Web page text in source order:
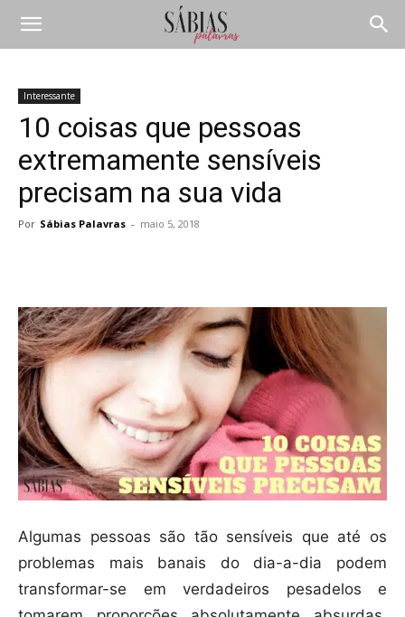
Interessante
10 coisas que pessoas
extremamente sensíveis
precisam na sua vida
Por Sábias Palavras - maio 5, 2018
Algumas pessoas são tão sensíveis que até os
problemas mais banais do dia-a-dia podem
transformar-se em verdadeiros pesadelos e